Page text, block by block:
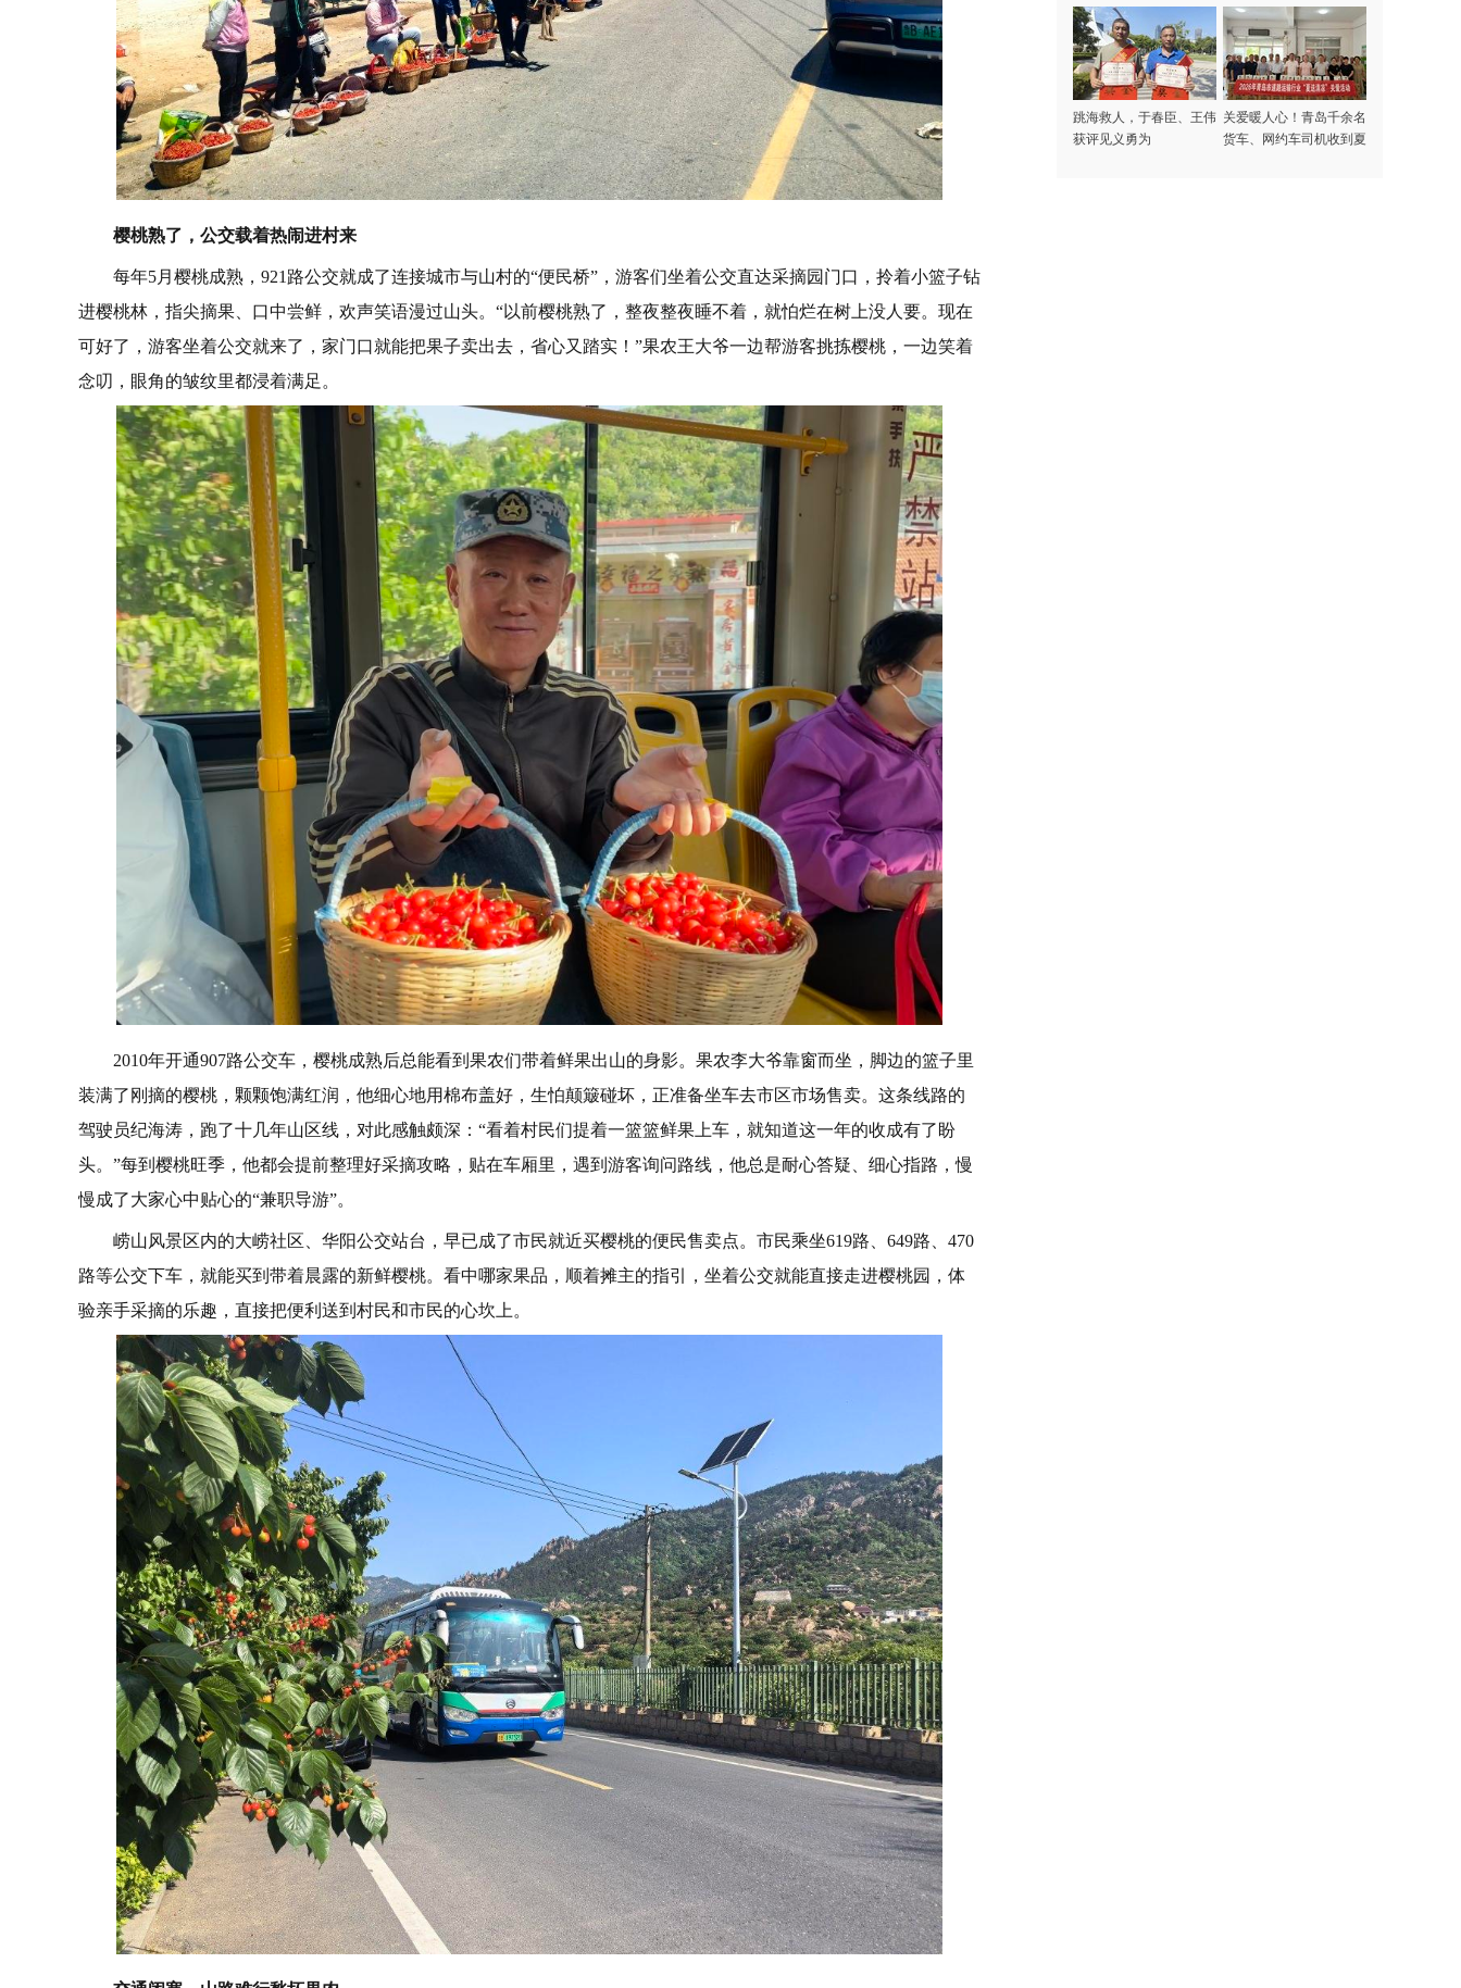
樱桃熟了，公交载着热闹进村来
每年5月樱桃成熟，921路公交就成了连接城市与山村的“便民桥”，游客们坐着公交直达采摘园门口，拎着小篮子钻
进樱桃林，指尖摘果、口中尝鲜，欢声笑语漫过山头。“以前樱桃熟了，整夜整夜睡不着，就怕烂在树上没人要。现在
可好了，游客坐着公交就来了，家门口就能把果子卖出去，省心又踏实！”果农王大爷一边帮游客挑拣樱桃，一边笑着
念叨，眼角的皱纹里都浸着满足。
2010年开通907路公交车，樱桃成熟后总能看到果农们带着鲜果出山的身影。果农李大爷靠窗而坐，脚边的篮子里
装满了刚摘的樱桃，颗颗饱满红润，他细心地用棉布盖好，生怕颠簸碰坏，正准备坐车去市区市场售卖。这条线路的
驾驶员纪海涛，跑了十几年山区线，对此感触颇深：“看着村民们提着一篮篮鲜果上车，就知道这一年的收成有了盼
头。”每到樱桃旺季，他都会提前整理好采摘攻略，贴在车厢里，遇到游客询问路线，他总是耐心答疑、细心指路，慢
慢成了大家心中贴心的“兼职导游”。
崂山风景区内的大崂社区、华阳公交站台，早已成了市民就近买樱桃的便民售卖点。市民乘坐619路、649路、470
路等公交下车，就能买到带着晨露的新鲜樱桃。看中哪家果品，顺着摊主的指引，坐着公交就能直接走进樱桃园，体
验亲手采摘的乐趣，直接把便利送到村民和市民的心坎上。
涵盖31家航司，青岛潍
坊多区市可用
费多日不成！记者采访当
天，款项连夜退回
跳海救人，于春臣、王伟
获评见义勇为
关爱暖人心！青岛千余名
货车、网约车司机收到夏